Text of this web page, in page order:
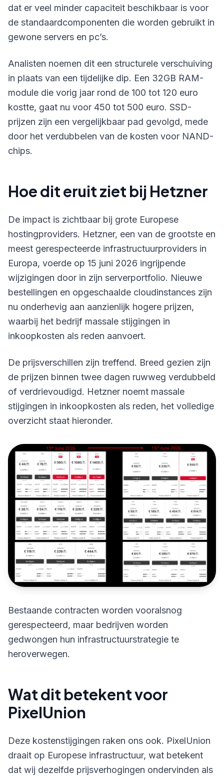
dat er veel minder capaciteit beschikbaar is voor
de standaardcomponenten die worden gebruikt in
gewone servers en pc’s.
Analisten noemen dit een structurele verschuiving
in plaats van een tijdelijke dip. Een 32GB RAM-
module die vorig jaar rond de 100 tot 120 euro
kostte, gaat nu voor 450 tot 500 euro. SSD-
prijzen zijn een vergelijkbaar pad gevolgd, mede
door het verdubbelen van de kosten voor NAND-
chips.
Hoe dit eruit ziet bij Hetzner
De impact is zichtbaar bij grote Europese
hostingproviders. Hetzner, een van de grootste en
meest gerespecteerde infrastructuurproviders in
Europa, voerde op 15 juni 2026 ingrijpende
wijzigingen door in zijn serverportfolio. Nieuwe
bestellingen en opgeschaalde cloudinstances zijn
nu onderhevig aan aanzienlijk hogere prijzen,
waarbij het bedrijf massale stijgingen in
inkoopkosten als reden aanvoert.
De prijsverschillen zijn treffend. Breed gezien zijn
de prijzen binnen twee dagen ruwweg verdubbeld
of verdrievoudigd. Hetzner noemt massale
stijgingen in inkoopkosten als reden, het volledige
overzicht staat hieronder.
Bestaande contracten worden vooralsnog
gerespecteerd, maar bedrijven worden
gedwongen hun infrastructuurstrategie te
heroverwegen.
Wat dit betekent voor
PixelUnion
Deze kostenstijgingen raken ons ook. PixelUnion
draait op Europese infrastructuur, wat betekent
dat wij dezelfde prijsverhogingen ondervinden als